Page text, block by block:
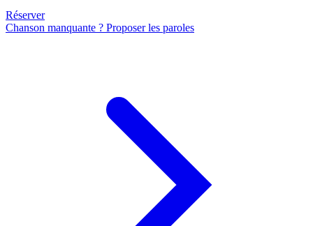
Réserver
Chanson manquante ? Proposer les paroles